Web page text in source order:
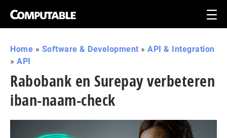
Home » Software & Development » API & Integration
» API
Rabobank en Surepay verbeteren
iban-naam-check